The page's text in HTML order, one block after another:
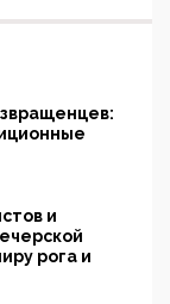
и
рога и